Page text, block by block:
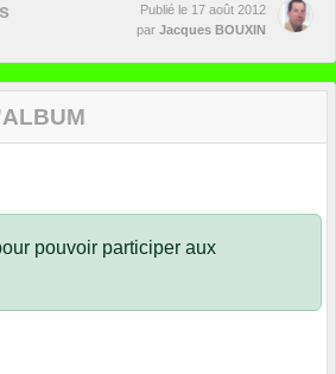
Publié le 17 août 2012
par Jacques BOUXIN
pouvoir participer aux